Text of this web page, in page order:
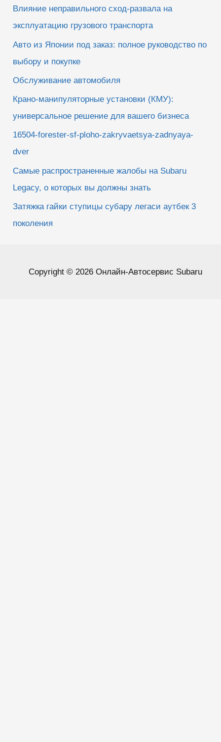
Влияние неправильного сход-развала на
эксплуатацию грузового транспорта
Авто из Японии под заказ: полное руководство по
выбору и покупке
Обслуживание автомобиля
Крано-манипуляторные установки (КМУ):
универсальное решение для вашего бизнеса
16504-forester-sf-ploho-zakryvaetsya-zadnyaya-
dver
Самые распространенные жалобы на Subaru
Legacy, о которых вы должны знать
Затяжка гайки ступицы субару легаси аутбек 3
поколения
Copyright © 2026 Онлайн-Автосервис Subaru